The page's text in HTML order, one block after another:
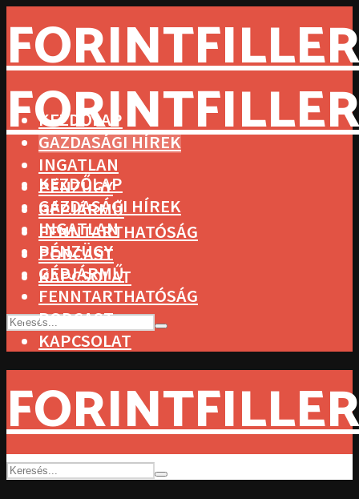
KEZDŐLAP
GAZDASÁGI HÍREK
INGATLAN
PÉNZÜGY
GÉPJÁRMŰ
FENNTARTHATÓSÁG
PODCAST
KAPCSOLAT
KEZDŐLAP
GAZDASÁGI HÍREK
INGATLAN
PÉNZÜGY
GÉPJÁRMŰ
FENNTARTHATÓSÁG
PODCAST
KAPCSOLAT